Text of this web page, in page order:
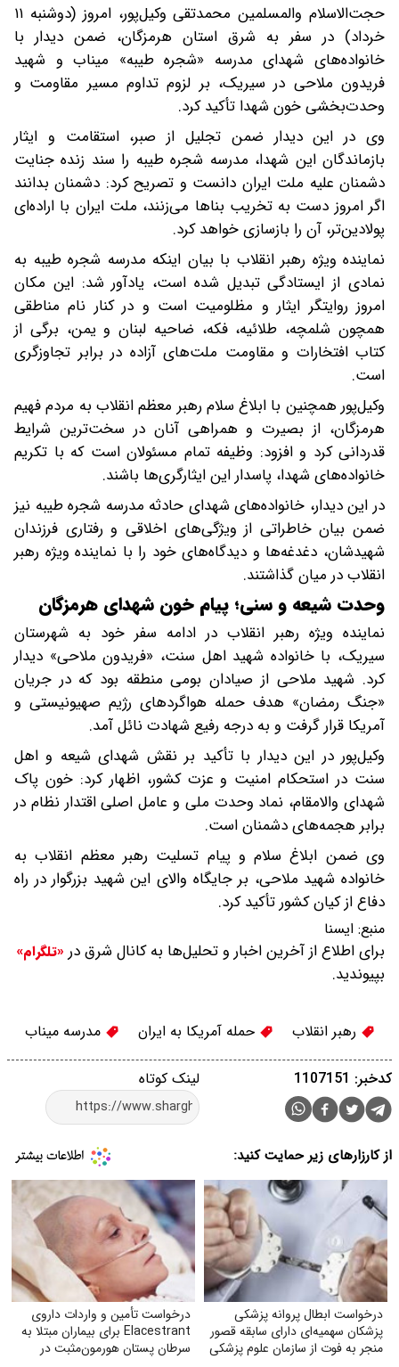
حجت‌الاسلام والمسلمین محمدتقی وکیل‌پور، امروز (دوشنبه ۱۱
خرداد) در سفر به شرق استان هرمزگان، ضمن دیدار با
خانواده‌های شهدای مدرسه «شجره طیبه» میناب و شهید
فریدون ملاحی در سیریک، بر لزوم تداوم مسیر مقاومت و
وحدت‌بخشی خون شهدا تأکید کرد.
وی در این دیدار ضمن تجلیل از صبر، استقامت و ایثار
بازماندگان این شهدا، مدرسه شجره طیبه را سند زنده جنایت
دشمنان علیه ملت ایران دانست و تصریح کرد: دشمنان بدانند
اگر امروز دست به تخریب بناها می‌زنند، ملت ایران با اراده‌ای
پولادین‌تر، آن را بازسازی خواهد کرد.
نماینده ویژه رهبر انقلاب با بیان اینکه مدرسه شجره طیبه به
نمادی از ایستادگی تبدیل شده است، یادآور شد: این مکان
امروز روایتگر ایثار و مظلومیت است و در کنار نام مناطقی
همچون شلمچه، طلائیه، فکه، ضاحیه لبنان و یمن، برگی از
کتاب افتخارات و مقاومت ملت‌های آزاده در برابر تجاوزگری
است.
وکیل‌پور همچنین با ابلاغ سلام رهبر معظم انقلاب به مردم فهیم
هرمزگان، از بصیرت و همراهی آنان در سخت‌ترین شرایط
قدردانی کرد و افزود: وظیفه تمام مسئولان است که با تکریم
خانواده‌های شهدا، پاسدار این ایثارگری‌ها باشند.
در این دیدار، خانواده‌های شهدای حادثه مدرسه شجره طیبه نیز
ضمن بیان خاطراتی از ویژگی‌های اخلاقی و رفتاری فرزندان
شهیدشان، دغدغه‌ها و دیدگاه‌های خود را با نماینده ویژه رهبر
انقلاب در میان گذاشتند.
وحدت شیعه و سنی؛ پیام خون شهدای هرمزگان
نماینده ویژه رهبر انقلاب در ادامه سفر خود به شهرستان
سیریک، با خانواده شهید اهل سنت، «فریدون ملاحی» دیدار
کرد. شهید ملاحی از صیادان بومی منطقه بود که در جریان
«جنگ رمضان» هدف حمله هواگردهای رژیم صهیونیستی و
آمریکا قرار گرفت و به درجه رفیع شهادت نائل آمد.
وکیل‌پور در این دیدار با تأکید بر نقش شهدای شیعه و اهل
سنت در استحکام امنیت و عزت کشور، اظهار کرد: خون پاک
شهدای والامقام، نماد وحدت ملی و عامل اصلی اقتدار نظام در
برابر هجمه‌های دشمنان است.
وی ضمن ابلاغ سلام و پیام تسلیت رهبر معظم انقلاب به
خانواده شهید ملاحی، بر جایگاه والای این شهید بزرگوار در راه
دفاع از کیان کشور تأکید کرد.
منبع: ایسنا
برای اطلاع از آخرین اخبار و تحلیل‌ها به کانال شرق در «تلگرام»
بپیوندید.
رهبر انقلاب حمله آمریکا به ایران مدرسه میناب
لینک کوتاه کدخبر: 1107151
از کارزارهای زیر حمایت کنید:
درخواست ابطال پروانه پزشکی
پزشکان سهمیه‌ای دارای سابقه قصور
منجر به فوت از سازمان علوم پزشکی
درخواست تأمین و واردات داروی
Elacestrant برای بیماران مبتلا به
سرطان پستان هورمون‌مثبت در